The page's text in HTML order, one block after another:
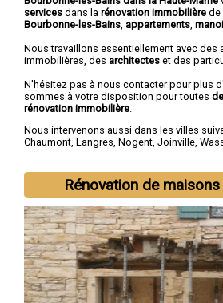
services dans la rénovation immobilière de
Bourbonne-les-Bains appartements
Nous travaillons essentiellement avec des
immobilières, des architectes et des
N'hésitez pas à nous contacter pour plus
sommes à votre disposition pour toutes
rénovation immobilière
Nous intervenons aussi dans les villes
Chaumont, Langres, Nogent, Joinville,
Rénovation de